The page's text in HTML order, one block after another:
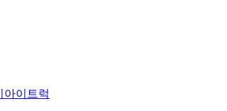
아이트럭